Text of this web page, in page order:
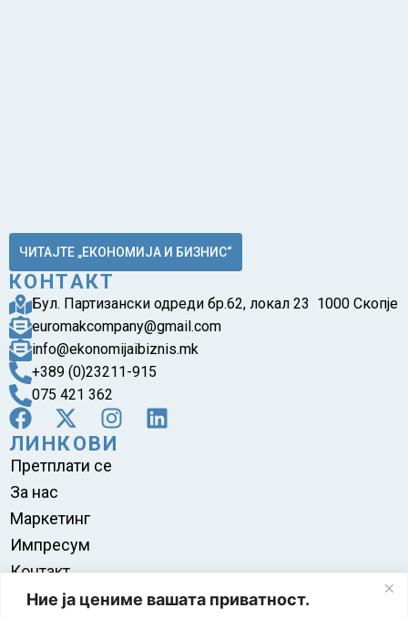
Ние ја цениме вашата приватност.
ЧИТАЈТЕ „ЕКОНОМИЈА И БИЗНИС“
КОНТАКТ
Бул. Партизански одреди бр.62, локал 23 1000 Скопје
euromakcompany@gmail.com
info@ekonomijaibiznis.mk
+389 (0)23211-915
075 421 362
ЛИНКОВИ
Претплати се
За нас
Маркетинг
Импресум
Контакт
Правила на користење